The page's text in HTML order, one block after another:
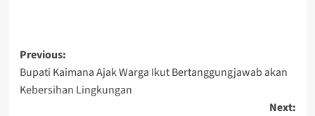
Post
navigation
Previous:
Bupati Kaimana Ajak Warga Ikut Bertanggungjawab akan
Kebersihan Lingkungan
Next: